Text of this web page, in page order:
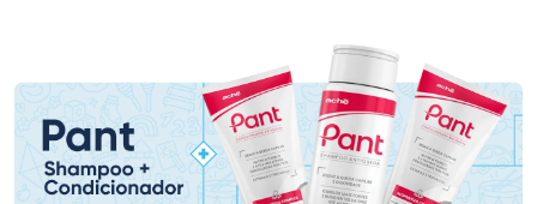
Promoção em Destaque